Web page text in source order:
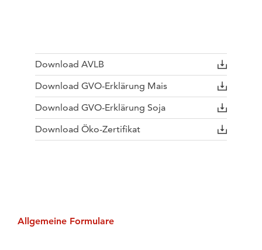
Download AVLB
Download GVO-Erklärung Mais
Download GVO-Erklärung Soja
Download Öko-Zertifikat
Allgemeine Formulare